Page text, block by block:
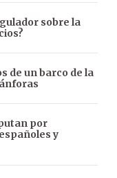
sobre la
de un barco de la
por
y